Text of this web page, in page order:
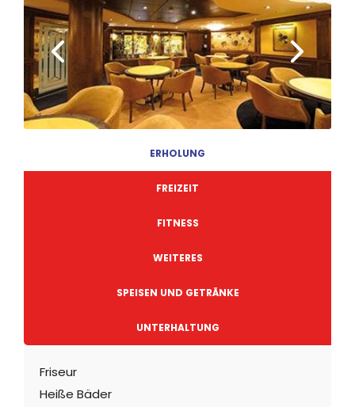
ERHOLUNG
FREIZEIT
FITNESS
WEITERES
SPEISEN UND GETRÄNKE
UNTERHALTUNG
Friseur
Heiße Bäder